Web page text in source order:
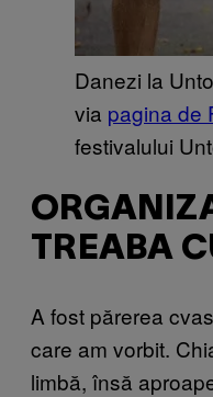
Danezi la
via pagina de
festivalului
TREABA
A fost părerea
care am vorbit.
limbă, însă